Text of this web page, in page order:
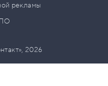
рекламы
2026